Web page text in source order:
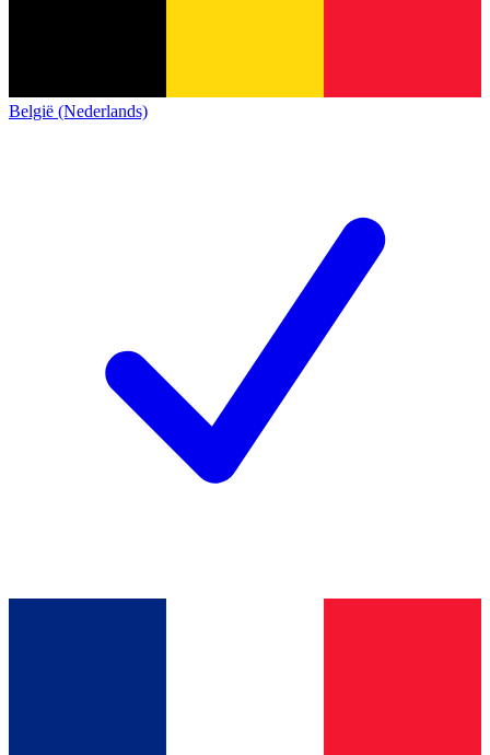
België (Nederlands)